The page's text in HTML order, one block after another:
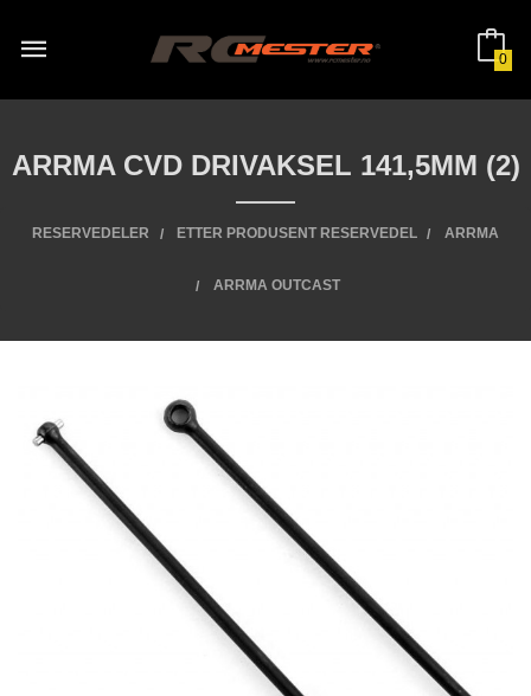
innholdet
0
ARRMA CVD DRIVAKSEL 141,5MM (2)
RESERVEDELER ETTER PRODUSENT RESERVEDEL ARRMA
ARRMA OUTCAST